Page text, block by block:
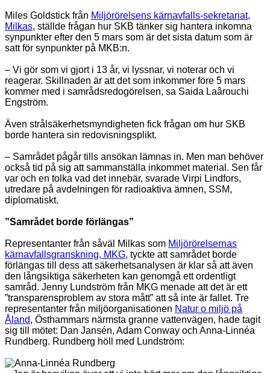
Miles Goldstick från Miljörörelsens kärnavfalls-sekretariat,
Milkas, ställde frågan hur SKB tänker sig hantera inkomna
synpunkter efter den 5 mars som är det sista datum som är
satt för synpunkter på MKB:n.
– Vi gör som vi gjort i 13 år, vi lyssnar, vi noterar och vi
reagerar. Skillnaden är att det som inkommer före 5 mars
kommer med i samrådsredogörelsen, sa Saida Laârouchi
Engström.
Även strålsäkerhetsmyndigheten fick frågan om hur SKB
borde hantera sin redovisningsplikt.
– Samrådet pågår tills ansökan lämnas in. Men man behöver
också tid på sig att sammanställa inkommet material. Sen får
var och en tolka vad det innebär, svarade Virpi Lindfors,
utredare på avdelningen för radioaktiva ämnen, SSM,
diplomatiskt.
”Samrådet borde förlängas”
Representanter från såväl Milkas som Miljörörelsernas
kärnavfallsgranskning, MKG, tyckte att samrådet borde
förlängas till dess att säkerhetsanalysen är klar så att även
den långsiktiga säkerheten kan genomgå ett ordentligt
samråd. Jenny Lundström från MKG menade att det är ett
”transparensproblem av stora mått” att så inte är fallet. Tre
representanter från miljöorganisationen Natur o miljö på
Åland, Östhammars närmsta granne vattenvägen, hade tagit
sig till mötet: Dan Jansén, Adam Conway och Anna-Linnéa
Rundberg. Rundberg höll med Lundström: